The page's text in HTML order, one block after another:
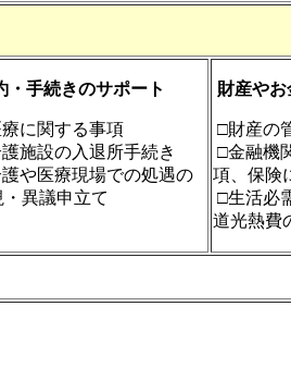
・手続きのサポート
に関する事項
施設の入退所手続き
や医療現場での処遇の
・異議申立て
財産や
□財産の
□金融機
項、保険
□生活必
道光熱費